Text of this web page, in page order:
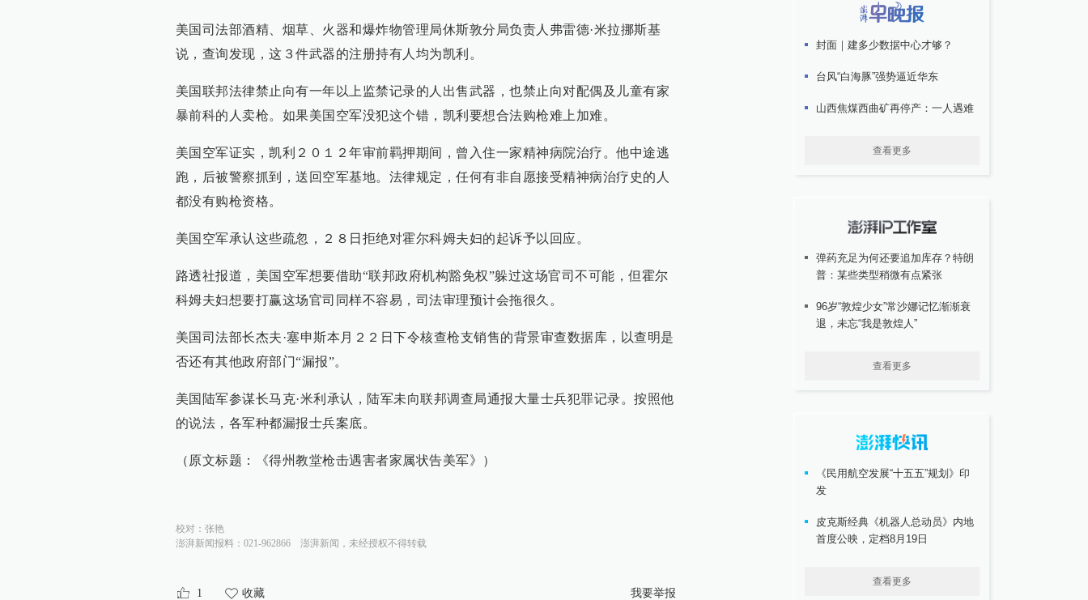
美国司法部酒精、烟草、火器和爆炸物管理局休斯敦分局负责人弗雷德·米拉挪斯基
说，查询发现，这３件武器的注册持有人均为凯利。
美国联邦法律禁止向有一年以上监禁记录的人出售武器，也禁止向对配偶及儿童有家
暴前科的人卖枪。如果美国空军没犯这个错，凯利要想合法购枪难上加难。
美国空军证实，凯利２０１２年审前羁押期间，曾入住一家精神病院治疗。他中途逃
跑，后被警察抓到，送回空军基地。法律规定，任何有非自愿接受精神病治疗史的人
都没有购枪资格。
美国空军承认这些疏忽，２８日拒绝对霍尔科姆夫妇的起诉予以回应。
路透社报道，美国空军想要借助“联邦政府机构豁免权”躲过这场官司不可能，但霍尔
科姆夫妇想要打赢这场官司同样不容易，司法审理预计会拖很久。
美国司法部长杰夫·塞申斯本月２２日下令核查枪支销售的背景审查数据库，以查明是
否还有其他政府部门“漏报”。
美国陆军参谋长马克·米利承认，陆军未向联邦调查局通报大量士兵犯罪记录。按照他
的说法，各军种都漏报士兵案底。
（原文标题：《得州教堂枪击遇害者家属状告美军》）
校对： 张艳
澎湃新闻报料：021-962866
澎湃新闻，未经授权不得转载
1 收藏 我要举报
封面｜建多少数据中心才够？
台风“白海豚”强势逼近华东
山西焦煤西曲矿再停产：一人遇难
查看更多
弹药充足为何还要追加库存？特朗
普：某些类型稍微有点紧张
96岁“敦煌少女”常沙娜记忆渐渐衰
退，未忘“我是敦煌人”
查看更多
《民用航空发展“十五五”规划》印
发
皮克斯经典《机器人总动员》内地
首度公映，定档8月19日
查看更多